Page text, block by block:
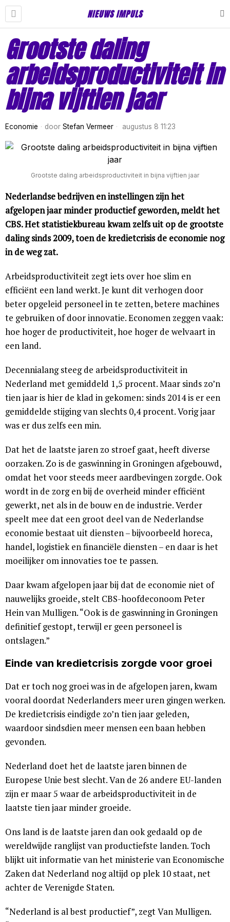
NIEUWS IMPULS
Grootste daling
arbeidsproductiviteit in
bijna vijftien jaar
Economie door Stefan Vermeer augustus 8 11:23
Grootste daling arbeidsproductiviteit in bijna vijftien jaar
Nederlandse bedrijven en instellingen zijn het
afgelopen jaar minder productief geworden, meldt het
CBS. Het statistiekbureau kwam zelfs uit op de grootste
daling sinds 2009, toen de kredietcrisis de economie nog
in de weg zat.
Arbeidsproductiviteit zegt iets over hoe slim en
efficiënt een land werkt. Je kunt dit verhogen door
beter opgeleid personeel in te zetten, betere machines
te gebruiken of door innovatie. Economen zeggen vaak:
hoe hoger de productiviteit, hoe hoger de welvaart in
een land.
Decennialang steeg de arbeidsproductiviteit in
Nederland met gemiddeld 1,5 procent. Maar sinds zo’n
tien jaar is hier de klad in gekomen: sinds 2014 is er een
gemiddelde stijging van slechts 0,4 procent. Vorig jaar
was er dus zelfs een min.
Dat het de laatste jaren zo stroef gaat, heeft diverse
oorzaken. Zo is de gaswinning in Groningen afgebouwd,
omdat het voor steeds meer aardbevingen zorgde. Ook
wordt in de zorg en bij de overheid minder efficiënt
gewerkt, net als in de bouw en de industrie. Verder
speelt mee dat een groot deel van de Nederlandse
economie bestaat uit diensten – bijvoorbeeld horeca,
handel, logistiek en financiële diensten – en daar is het
moeilijker om innovaties toe te passen.
Daar kwam afgelopen jaar bij dat de economie niet of
nauwelijks groeide, stelt CBS-hoofdeconoom Peter
Hein van Mulligen. “Ook is de gaswinning in Groningen
definitief gestopt, terwijl er geen personeel is
ontslagen.”
Einde van kredietcrisis zorgde voor groei
Dat er toch nog groei was in de afgelopen jaren, kwam
vooral doordat Nederlanders meer uren gingen werken.
De kredietcrisis eindigde zo’n tien jaar geleden,
waardoor sindsdien meer mensen een baan hebben
gevonden.
Nederland doet het de laatste jaren binnen de
Europese Unie best slecht. Van de 26 andere EU-landen
zijn er maar 5 waar de arbeidsproductiviteit in de
laatste tien jaar minder groeide.
Ons land is de laatste jaren dan ook gedaald op de
wereldwijde ranglijst van productiefste landen. Toch
blijkt uit informatie van het ministerie van Economische
Zaken dat Nederland nog altijd op plek 10 staat, net
achter de Verenigde Staten.
“Nederland is al best productief”, zegt Van Mulligen.